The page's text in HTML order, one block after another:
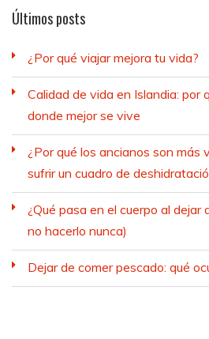
Últimos posts
¿Por qué viajar mejora tu vida?
Calidad de vida en Islandia: por
donde mejor se vive
¿Por qué los ancianos son más
sufrir un cuadro de
¿Qué pasa en el cuerpo al dejar
no hacerlo nunca)
Dejar de comer pescado: qué